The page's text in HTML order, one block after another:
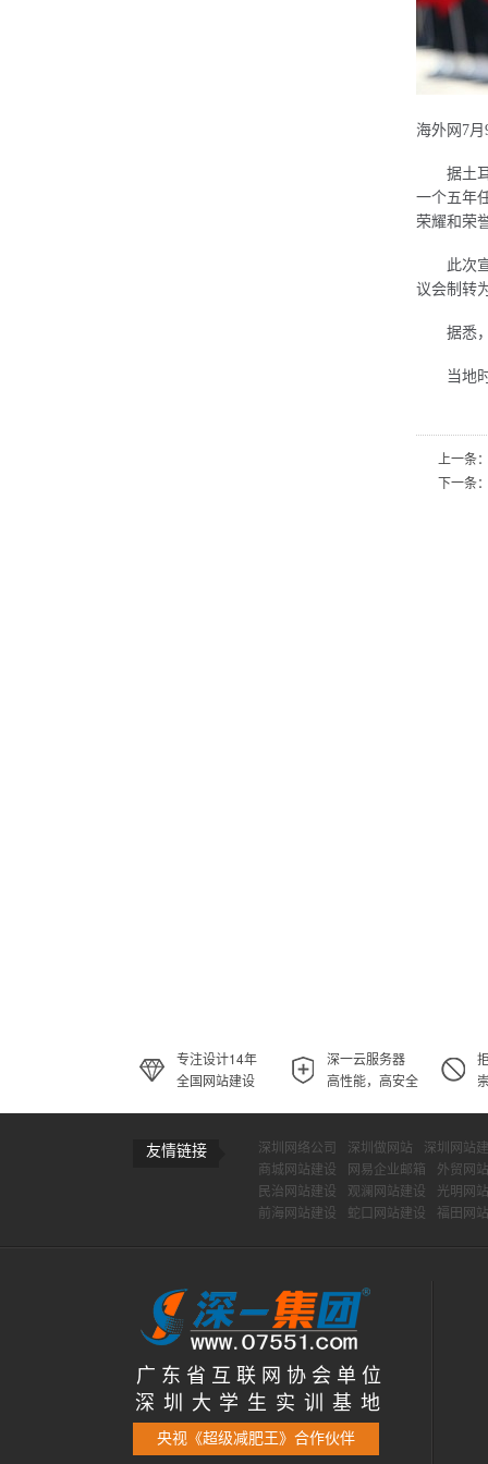
海外网7
据土耳
一个五年
荣耀和荣
此次宣
议会制转
据悉，
当地时
上一条
下一条
专注设计14年
全国网站建设
深一云服务器
高性能，高安全
友情链接 深圳网络公司 深圳做网站
深圳网站
商城网站建设
网易企业邮箱
外贸网
民治网站建设
观澜网站建设
光明网
前海网站建设
蛇口网站建设 福田网
广 东 省 互 联 网 协 会 单 位
深 圳 大 学 生 实 训 基 地
央视《超级减肥王》合作伙伴